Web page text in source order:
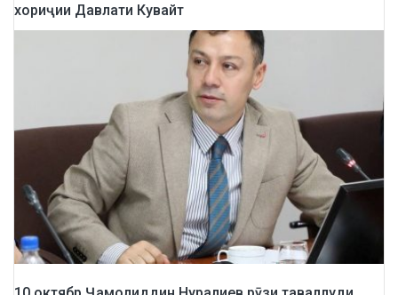
хориҷии Давлати Кувайт